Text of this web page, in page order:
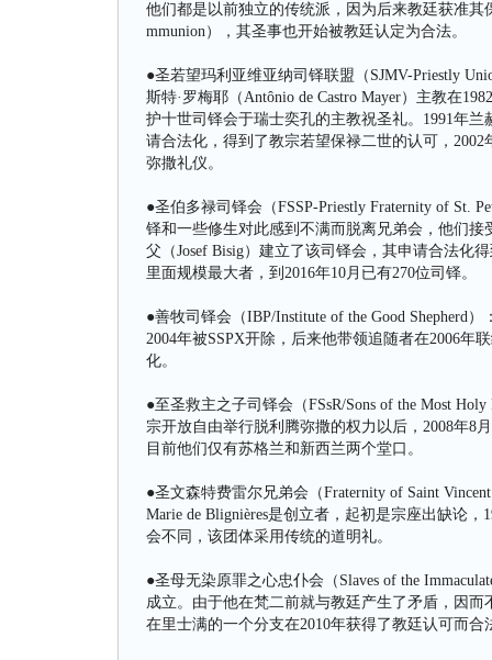
他们都是以前独立的传统派，因为后来教廷获准
mmunion），其圣事也开始被教廷认定为合法。
●圣若望玛利亚维亚纳司铎联盟（SJMV-Priestly
斯特·罗梅耶（Antônio de Castro Mayer）主教在
护十世司铎会于瑞士奕孔的主教祝圣礼。1991年
请合法化，得到了教宗若望保禄二世的认可，
弥撒礼仪。
●圣伯多禄司铎会（FSSP-Priestly Fraternity of St.
铎和一些修生对此感到不满而脱离兄弟会，他们
父（Josef Bisig）建立了该司铎会，其申请合法化
里面规模最大者，到2016年10月已有270位司铎。
●善牧司铎会（IBP/Institute of the Good Shepherd
2004年被SSPX开除，后来他带领追随者在2006年
化。
●至圣救主之子司铎会（FSsR/Sons of the Most
宗开放自由举行脱利腾弥撒的权力以后，2008年8
目前他们仅有苏格兰和新西兰两个堂口。
●圣文森特费雷尔兄弟会（Fraternity of Saint
Marie de Blignières是创立者，起初是宗座出缺论
会不同，该团体采用传统的道明礼。
●圣母无染原罪之心忠仆会（Slaves of the
成立。由于他在梵二前就与教廷产生了矛盾，因
在里士满的一个分支在2010年获得了教廷认可而合